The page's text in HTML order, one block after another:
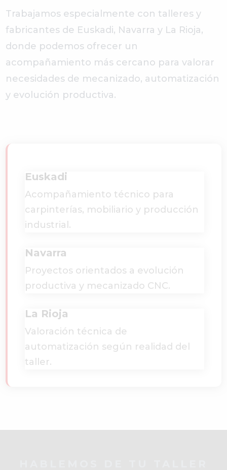
Trabajamos especialmente con talleres y
fabricantes de Euskadi, Navarra y La Rioja,
donde podemos ofrecer un
acompañamiento más cercano para valorar
necesidades de mecanizado, automatización
y evolución productiva.
Euskadi
Acompañamiento técnico para
carpinterías, mobiliario y producción
industrial.
Navarra
Proyectos orientados a evolución
productiva y mecanizado CNC.
La Rioja
Valoración técnica de
automatización según realidad del
taller.